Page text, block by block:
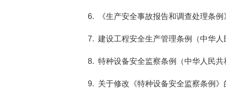
6. 《生产安全事故报告和调查处理条例
7. 建设工程安全生产管理条例（中华人
8. 特种设备安全监察条例（中华人民共
9. 关于修改《特种设备安全监察条例》